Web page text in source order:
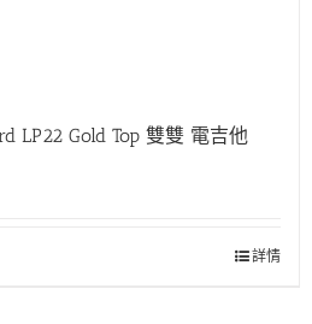
LP22 Gold Top 雙雙 電吉他
詳情